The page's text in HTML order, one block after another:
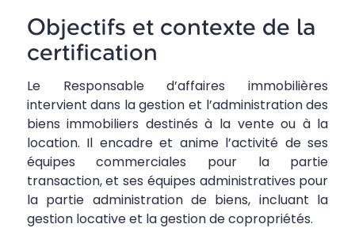
Objectifs et contexte de la
certification
Le Responsable d’affaires immobilières
intervient dans la gestion et l’administration des
biens immobiliers destinés à la vente ou à la
location. Il encadre et anime l’activité de ses
équipes commerciales pour la partie
transaction, et ses équipes administratives pour
la partie administration de biens, incluant la
gestion locative et la gestion de copropriétés.